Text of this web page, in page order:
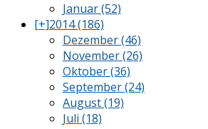
Januar (52)
[+]2014 (186)
Dezember (46)
November (26)
Oktober (36)
September (24)
August (19)
Juli (18)